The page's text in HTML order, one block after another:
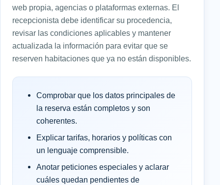
web propia, agencias o plataformas externas. El
recepcionista debe identificar su procedencia,
revisar las condiciones aplicables y mantener
actualizada la información para evitar que se
reserven habitaciones que ya no están disponibles.
Comprobar que los datos principales de
la reserva están completos y son
coherentes.
Explicar tarifas, horarios y políticas con
un lenguaje comprensible.
Anotar peticiones especiales y aclarar
cuáles quedan pendientes de